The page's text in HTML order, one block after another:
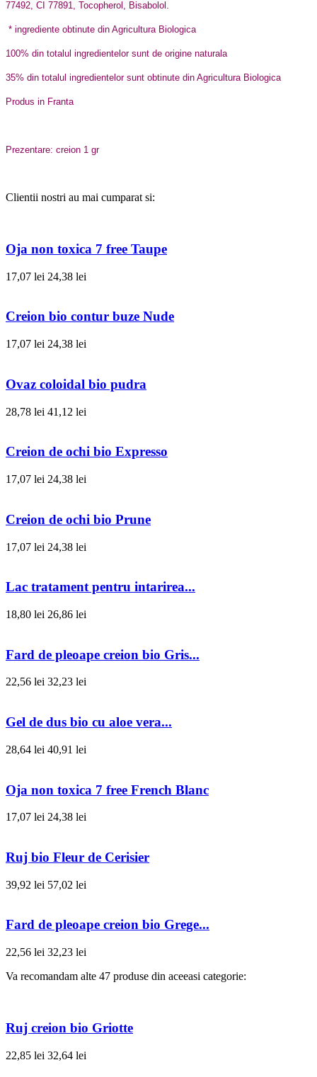
77492, CI 77891, Tocopherol, Bisabolol .
* ingrediente obtinute din Agricultura Biologica
100% din totalul ingredientelor sunt de origine naturala
35% din totalul ingredientelor sunt obtinute din Agricultura Biologica
Produs in Franta
Prezentare: creion 1 gr
Clientii nostri au mai cumparat si:
Oja non toxica 7 free Taupe
17,07 lei 24,38 lei
Creion bio contur buze Nude
17,07 lei 24,38 lei
Ovaz coloidal bio pudra
28,78 lei 41,12 lei
Creion de ochi bio Expresso
17,07 lei 24,38 lei
Creion de ochi bio Prune
17,07 lei 24,38 lei
Lac tratament pentru intarirea...
18,80 lei 26,86 lei
Fard de pleoape creion bio Gris...
22,56 lei 32,23 lei
Gel de dus bio cu aloe vera...
28,64 lei 40,91 lei
Oja non toxica 7 free French Blanc
17,07 lei 24,38 lei
Ruj bio Fleur de Cerisier
39,92 lei 57,02 lei
Fard de pleoape creion bio Grege...
22,56 lei 32,23 lei
Va recomandam alte 47 produse din aceeasi categorie:
Ruj creion bio Griotte
22,85 lei 32,64 lei